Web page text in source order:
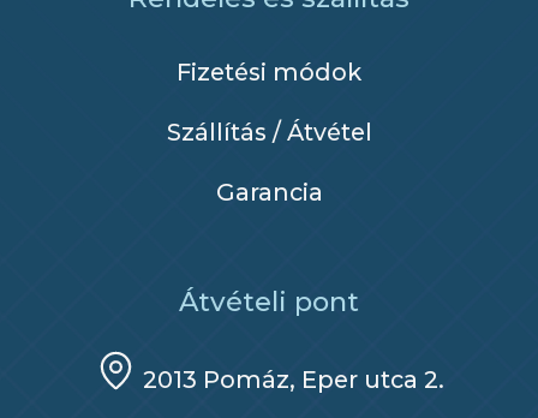
Fizetési módok
Szállítás / Átvétel
Garancia
Átvételi pont
2013 Pomáz, Eper utca 2.